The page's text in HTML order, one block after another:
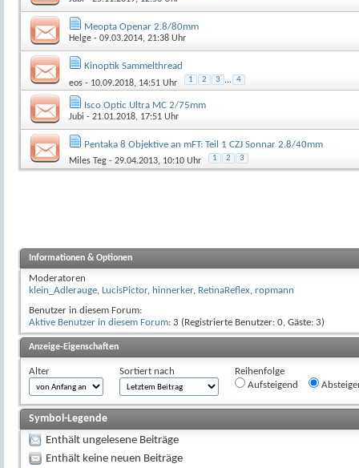
Meopta Openar 2.8/80mm
Helge - 09.03.2014, 21:38 Uhr
Kinoptik Sammelthread
eos - 10.09.2018, 14:51 Uhr 1 2 3 ... 4
Isco Optic Ultra MC 2/75mm
Jubi - 21.01.2018, 17:51 Uhr
Pentaka 8 Objektive an mFT: Teil 1 CZJ Sonnar 2.8/40mm
Miles Teg - 29.04.2013, 10:10 Uhr 1 2 3
Informationen & Optionen
Moderatoren
klein_Adlerauge, LucisPictor, hinnerker, RetinaReflex, ropmann
Benutzer in diesem Forum:
Aktive Benutzer in diesem Forum: 3 (Registrierte Benutzer: 0, Gäste: 3)
Anzeige-Eigenschaften
Alter Sortiert nach
Reihenfolge
Aufsteigend
Symbol-Legende
Enthält ungelesene Beiträge
Enthält keine neuen Beiträge